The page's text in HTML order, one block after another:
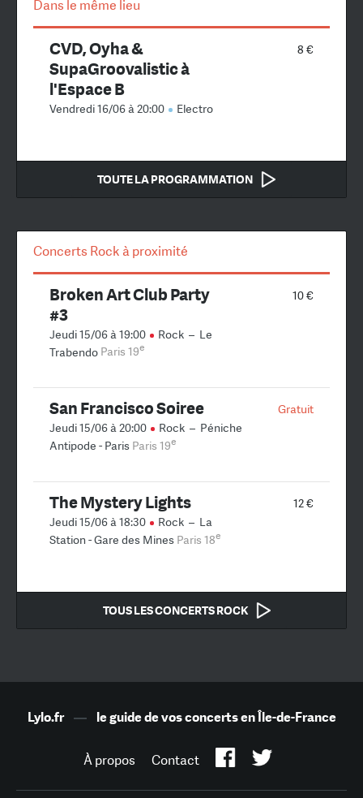
Dans le même lieu
8 €
CVD, Oyha &
SupaGroovalistic à
l'Espace B
Vendredi 16/06 à 20:00 Electro
TOUTE LA PROGRAMMATION
Concerts Rock à proximité
10 €
Broken Art Club Party
#3
Jeudi 15/06 à 19:00 Rock – Le
Trabendo Paris 19e
Gratuit
San Francisco Soiree
Jeudi 15/06 à 20:00 Rock – Péniche
Antipode - Paris Paris 19e
12 €
The Mystery Lights
Jeudi 15/06 à 18:30 Rock – La
Station - Gare des Mines Paris 18e
TOUS LES CONCERTS ROCK
Lylo.fr— le guide de vos concerts en Île-de-France
À propos Contact